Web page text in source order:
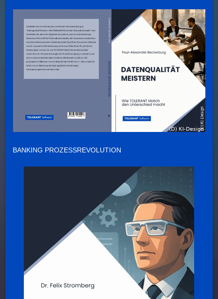
BANKING PROZESSREVOLUTION